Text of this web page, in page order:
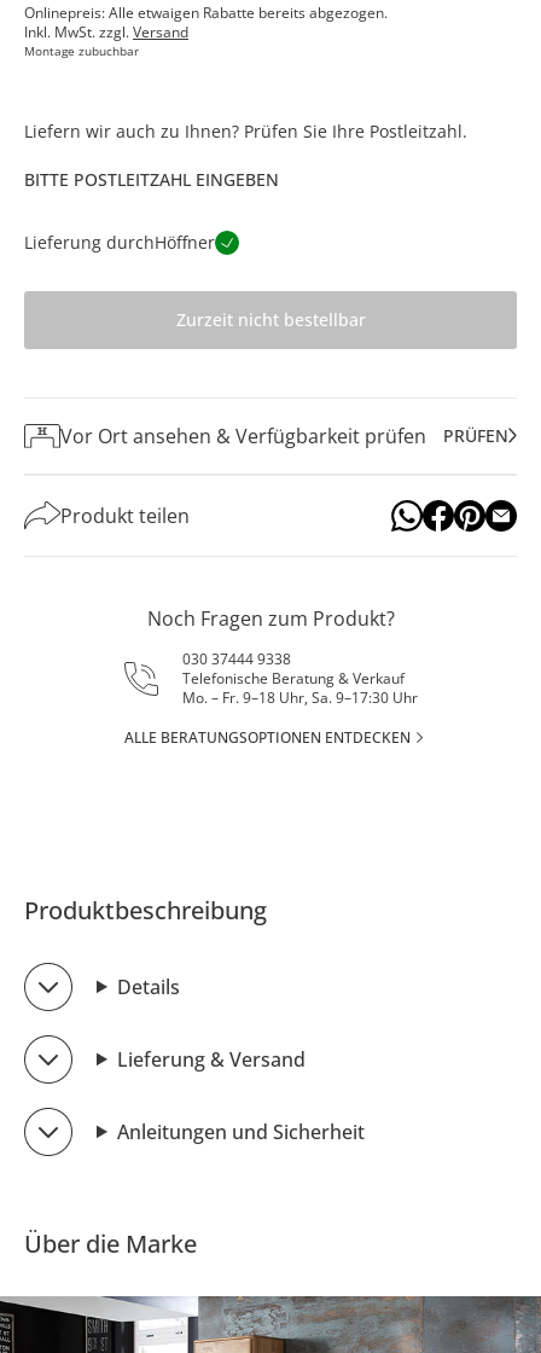
Onlinepreis: Alle etwaigen Rabatte bereits abgezogen.
Inkl. MwSt. zzgl.Versand
Montage zubuchbar
Liefern wir auch zu Ihnen? Prüfen Sie Ihre Postleitzahl.
BITTE POSTLEITZAHL EINGEBEN
Lieferung durchHöffner
Zurzeit nicht bestellbar
Vor Ort ansehen & Verfügbarkeit prüfen PRÜFEN
Produkt teilen
Noch Fragen zum Produkt?
030 37444 9338
Telefonische Beratung & Verkauf
Mo. – Fr. 9–18 Uhr, Sa. 9–17:30 Uhr
ALLE BERATUNGSOPTIONEN ENTDECKEN
Produktbeschreibung
Details
Lieferung & Versand
Anleitungen und Sicherheit
Über die Marke